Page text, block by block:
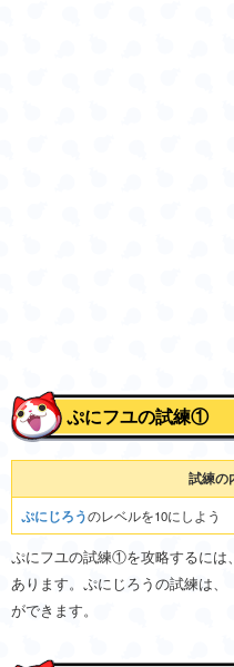
ぷにフユの試練①
試練の
ぷにじろうのレベルを10にしよう
ぷにフユの試練①を攻略するには
あります。ぷにじろうの試練は
ができます。